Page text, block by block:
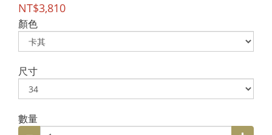
NT$3,810
顏色
尺寸
數量